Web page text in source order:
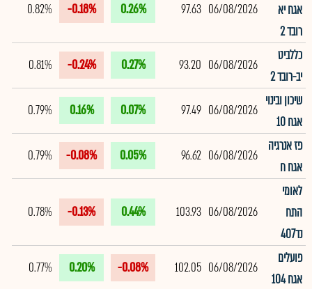
אגח יא
רובד 2
06/08/2026
97.63
0.26%
-0.18%
0.82%
כללביט
יב-רובד 2
06/08/2026
93.20
0.27%
-0.24%
0.81%
שיכון ובינוי
אגח 10
06/08/2026
97.49
0.07%
0.16%
0.79%
פז אנרגיה
אגח ח
06/08/2026
96.62
0.05%
-0.08%
0.79%
לאומי
התח
נד407
06/08/2026
103.93
0.44%
-0.13%
0.78%
פועלים
אגח 104
06/08/2026
102.05
-0.08%
0.20%
0.77%